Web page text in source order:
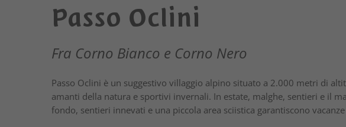
Passo Oclini
Fra Corno Bianco e Corno Nero
Passo Oclini è un suggestivo villaggio alpino situato a 2.000 metri di
amanti della natura e sportivi invernali. In estate, malghe, sentieri e il
fondo, sentieri innevati e una piccola area sciistica garantiscono